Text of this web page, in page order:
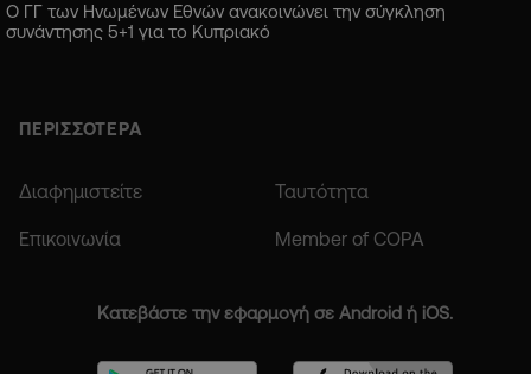
Ο ΓΓ των Ηνωμένων Εθνών ανακοινώνει την σύγκληση
συνάντησης 5+1 για το Κυπριακό
ΠΕΡΙΣΣΟΤΕΡΑ
Διαφημιστείτε Ταυτότητα
Επικοινωνία Member of COPA
Κατεβάστε την εφαρμογή σε Android ή iOS.